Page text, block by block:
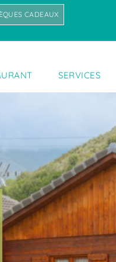
CADEAUX
SERVICES